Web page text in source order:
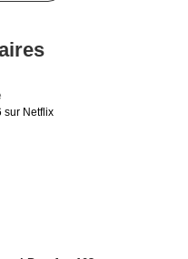
sur Netflix